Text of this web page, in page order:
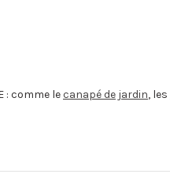
: comme le canapé de jardin, les